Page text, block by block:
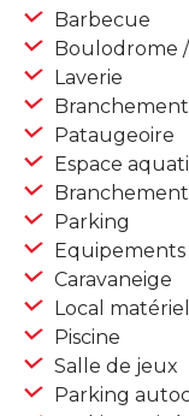
Barbecue
Boulodrome
Laverie
Pataugeoire
Espace
Parking
Caravaneige
Local
Piscine
Salle de jeux
Parking